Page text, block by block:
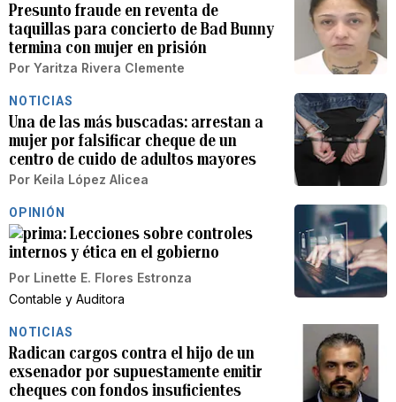
Presunto fraude en reventa de
taquillas para concierto de Bad Bunny
termina con mujer en prisión
Por Yaritza Rivera Clemente
NOTICIAS
Una de las más buscadas: arrestan a
mujer por falsificar cheque de un
centro de cuido de adultos mayores
Por Keila López Alicea
OPINIÓN
Lecciones sobre controles
internos y ética en el gobierno
Por Linette E. Flores Estronza
Contable y Auditora
NOTICIAS
Radican cargos contra el hijo de un
exsenador por supuestamente emitir
cheques con fondos insuficientes